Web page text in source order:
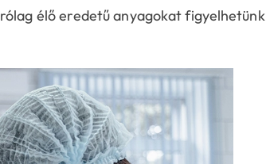
élő eredetű anyagokat figyelhetünk